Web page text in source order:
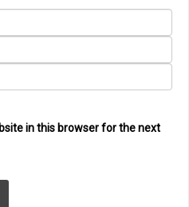
in this browser for the next